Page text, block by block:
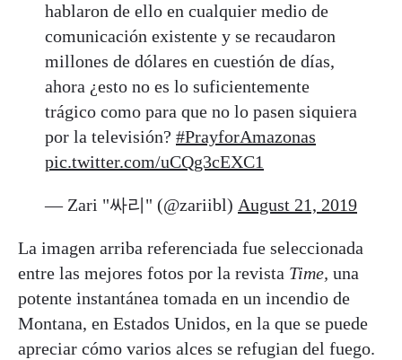
hablaron de ello en cualquier medio de
comunicación existente y se recaudaron
millones de dólares en cuestión de días,
ahora ¿esto no es lo suficientemente
trágico como para que no lo pasen siquiera
por la televisión? #PrayforAmazonas
pic.twitter.com/uCQg3cEXC1
— Zari "싸리" (@zariibl) August 21, 2019
La imagen arriba referenciada fue seleccionada
entre las mejores fotos por la revista Time, una
potente instantánea tomada en un incendio de
Montana, en Estados Unidos, en la que se puede
apreciar cómo varios alces se refugian del fuego.